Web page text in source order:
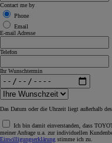
Contact me by
Phone
Email
E-mail Adresse
Telefon
Ihr Wunschtermin
Das Datum oder die Uhrzeit liegt außerhalb
Ich bin damit einverstanden, dass
meiner Anfrage u.a. zur individuellen
Einwilligungserklärung stimme ich zu.